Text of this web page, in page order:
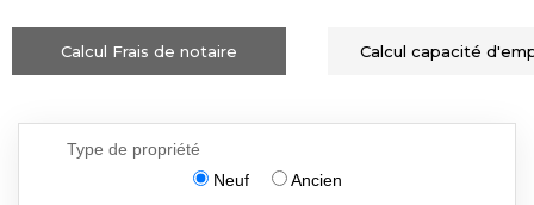
Calcul Frais de notaire Calcul capacité